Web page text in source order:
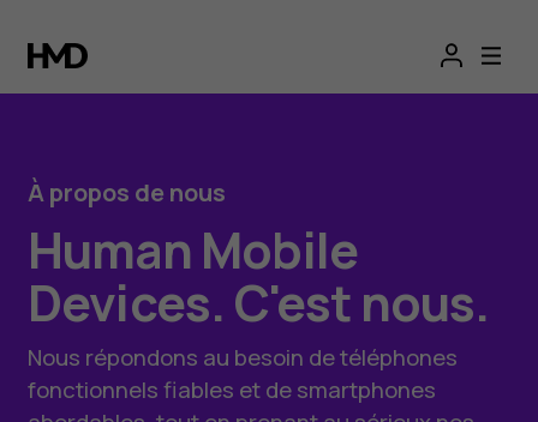
HMD
-
À
propos
de
nous
Human Mobile
Devices. C'est nous.
À propos de nous
Nous répondons au besoin de téléphones
fonctionnels fiables et de smartphones